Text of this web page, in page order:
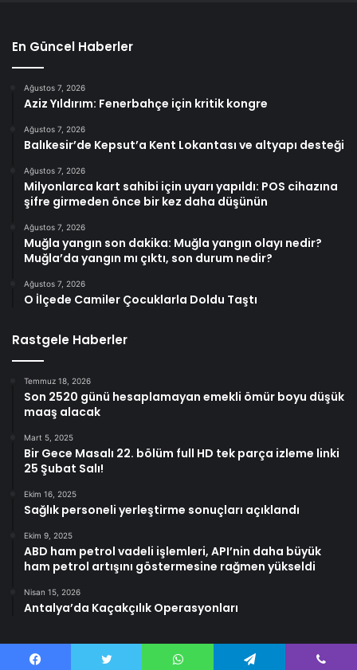
En Güncel Haberler
Ağustos 7, 2026
Aziz Yıldırım: Fenerbahçe için kritik kongre
Ağustos 7, 2026
Balıkesir’de Kepsut’a Kent Lokantası ve altyapı desteği
Ağustos 7, 2026
Milyonlarca kart sahibi için uyarı yapıldı: POS cihazına
şifre girmeden önce bir kez daha düşünün
Ağustos 7, 2026
Muğla yangın son dakika: Muğla yangın olayı nedir?
Muğla’da yangın mı çıktı, son durum nedir?
Ağustos 7, 2026
O İlçede Camiler Çocuklarla Doldu Taştı
Rastgele Haberler
Temmuz 18, 2026
Son 2520 günü hesaplamayan emekli ömür boyu düşük
maaş alacak
Mart 5, 2025
Bir Gece Masalı 22. bölüm full HD tek parça izleme linki
25 Şubat Salı!
Ekim 16, 2025
Sağlık personeli yerleştirme sonuçları açıklandı
Ekim 9, 2025
ABD ham petrol vadeli işlemleri, API’nin daha büyük
ham petrol artışını göstermesine rağmen yükseldi
Nisan 15, 2026
Antalya’da Kaçakçılık Operasyonları